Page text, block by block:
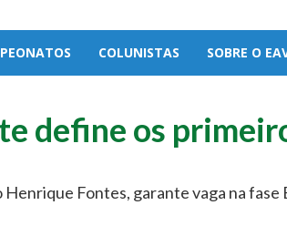
COLUNISTAS SOBRE O
define os
Henrique Fontes, garante vaga na fase